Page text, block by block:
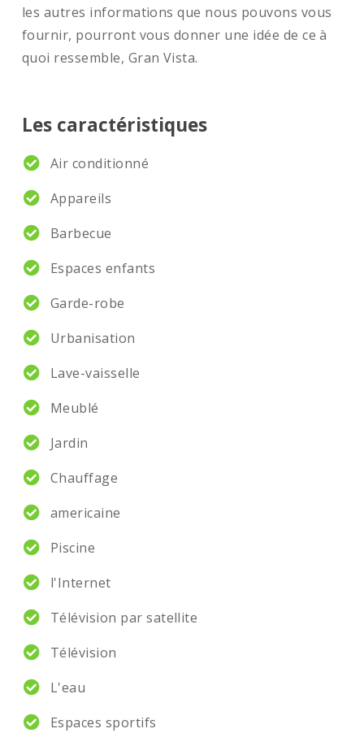
les autres informations que nous pouvons vous
fournir, pourront vous donner une idée de ce à
quoi ressemble, Gran Vista.
Les caractéristiques
Air conditionné
Appareils
Barbecue
Espaces enfants
Garde-robe
Urbanisation
Lave-vaisselle
Meublé
Jardin
Chauffage
americaine
Piscine
l'Internet
Télévision par satellite
Télévision
L'eau
Espaces sportifs